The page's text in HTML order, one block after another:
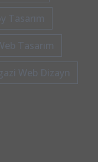
Tasarım
Tasarım
Web Dizayn